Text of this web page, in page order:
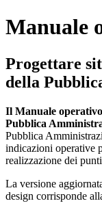
Manuale
Progettare
della
Il Manuale
Pubblica
Pubblica
indicazioni operative
realizzazione dei
La versione
design corrisponde